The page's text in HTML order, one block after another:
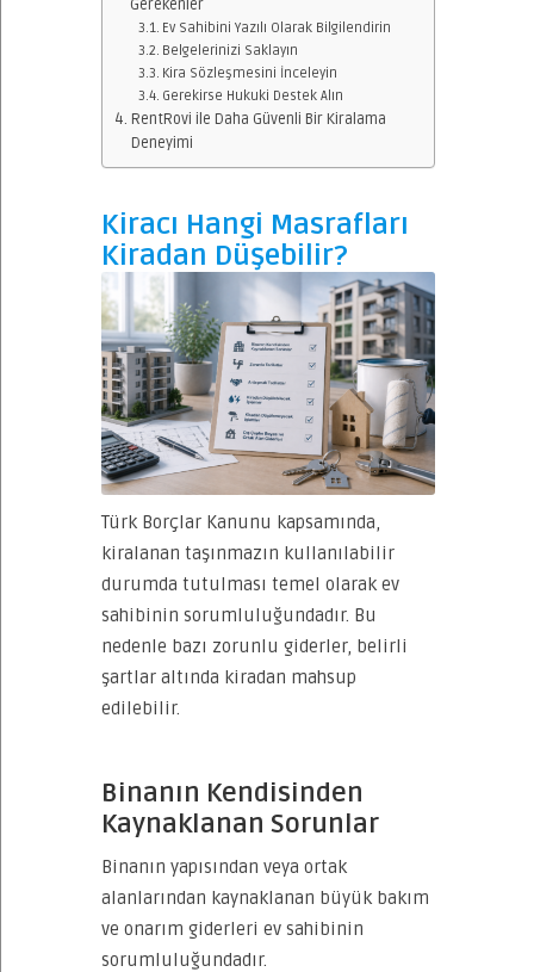
Gerekenler
Ev Sahibini Yazılı Olarak Bilgilendirin
Belgelerinizi Saklayın
Kira Sözleşmesini İnceleyin
Gerekirse Hukuki Destek Alın
RentRovi ile Daha Güvenli Bir Kiralama
Deneyimi
Kiracı Hangi Masrafları
Kiradan Düşebilir?
Türk Borçlar Kanunu kapsamında,
kiralanan taşınmazın kullanılabilir
durumda tutulması temel olarak ev
sahibinin sorumluluğundadır. Bu
nedenle bazı zorunlu giderler, belirli
şartlar altında kiradan mahsup
edilebilir.
Binanın Kendisinden
Kaynaklanan Sorunlar
Binanın yapısından veya ortak
alanlarından kaynaklanan büyük bakım
ve onarım giderleri ev sahibinin
sorumluluğundadır.